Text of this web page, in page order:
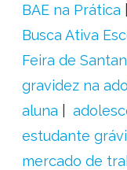
BAE na Prática
Busca Ativa
Feira de
gravidez na
aluna
estudante
mercado de